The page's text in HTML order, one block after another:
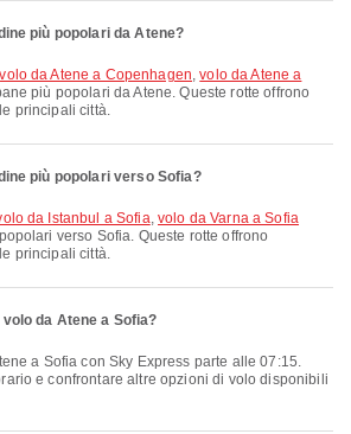
più popolari da Atene?
volo da Atene a Copenhagen,volo da Atene a
più popolari da Atene. Queste rotte offrono
principali città.
più popolari verso Sofia?
da Istanbul a Sofia,volo da Varna a Sofia
verso Sofia. Queste rotte offrono
principali città.
da Atene a Sofia?
e confrontare altre opzioni di volo disponibili